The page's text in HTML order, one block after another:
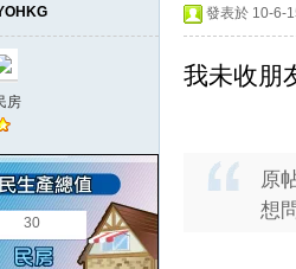
房
30
發表於 10-6-
我未收朋
原
想